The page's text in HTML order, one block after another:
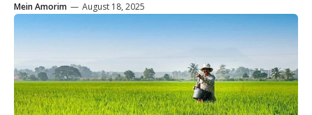
Mein Amorim — August 18, 2025